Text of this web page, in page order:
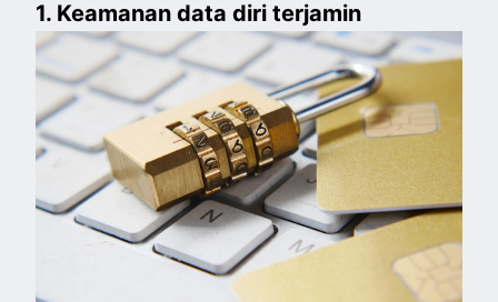
1. Keamanan data diri terjamin